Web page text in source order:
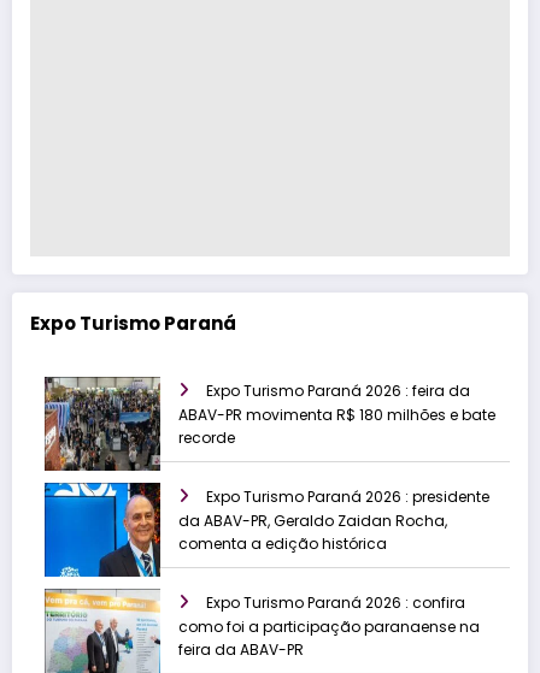
Expo Turismo Paraná
Expo Turismo Paraná 2026 : feira da
ABAV-PR movimenta R$ 180 milhões e bate
recorde
Expo Turismo Paraná 2026 : presidente
da ABAV-PR, Geraldo Zaidan Rocha,
comenta a edição histórica
Expo Turismo Paraná 2026 : confira
como foi a participação paranaense na
feira da ABAV-PR